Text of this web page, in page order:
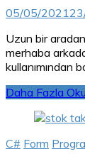
05/05/2021
Uzun bir
merhaba
kullanımından
Daha Fazla Oku
C# Form